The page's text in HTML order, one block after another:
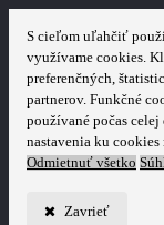
S cieľom uľahčiť
využívame cookies.
preferenčných,
partnerov. Funkčné
používané počas
nastavenia ku cookies
Odmietnuť všetko
Zavrieť